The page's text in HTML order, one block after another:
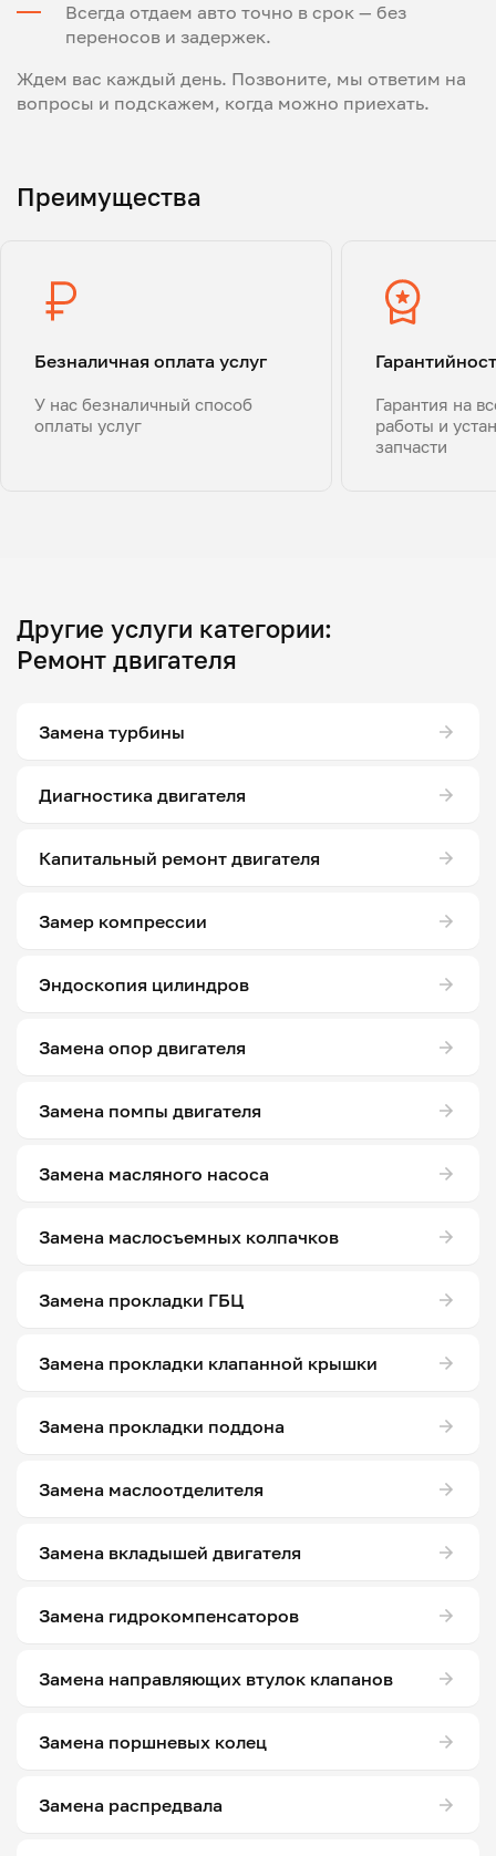
Всегда отдаем авто точно в срок — без
переносов и задержек.
Ждем вас каждый день. Позвоните, мы ответим на
вопросы и подскажем, когда можно приехать.
Преимущества
Безналичная оплата услуг
У нас безналичный способ
оплаты услуг
Гарантия на
работы и
запчасти
Другие услуги категории:
Ремонт двигателя
Замена турбины
Диагностика двигателя
Капитальный ремонт двигателя
Замер компрессии
Эндоскопия цилиндров
Замена опор двигателя
Замена помпы двигателя
Замена масляного насоса
Замена маслосъемных колпачков
Замена прокладки ГБЦ
Замена прокладки клапанной крышки
Замена прокладки поддона
Замена маслоотделителя
Замена вкладышей двигателя
Замена гидрокомпенсаторов
Замена направляющих втулок клапанов
Замена поршневых колец
Замена распредвала